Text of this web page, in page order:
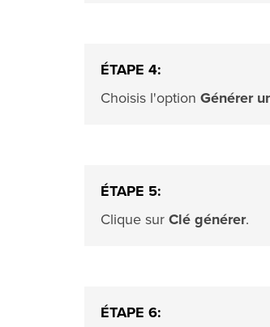
ÉTAPE 4:
Choisis l'option Générer
ÉTAPE 5:
Clique sur Clé générer.
ÉTAPE 6: